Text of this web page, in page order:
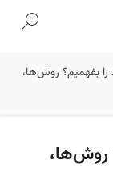
بفهمیم؟ روش‌ها،
روش‌ها،